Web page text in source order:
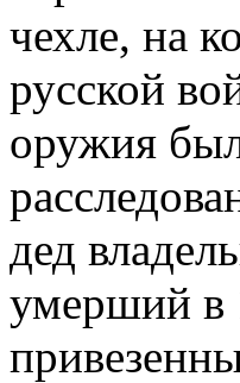
чехле, на
русской
оружия
дед
умерший в